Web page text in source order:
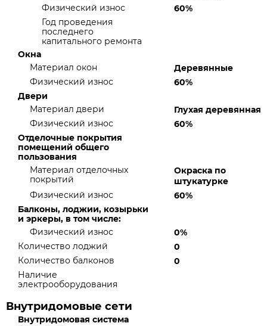
Физический износ
60%
Год проведения
последнего
капитального ремонта
Окна
Материал окон
Деревянные
Физический износ
60%
Двери
Материал двери
Глухая деревянная
Физический износ
60%
Отделочные покрытия
помещений общего
пользования
Материал отделочных
покрытий
Окраска по
штукатурке
Физический износ
60%
Балконы, лоджии, козырьки
и эркеры, в том числе:
Физический износ
0%
Количество лоджий
0
Количество балконов
0
Наличие
электрооборудования
Внутридомовые сети
Внутридомовая система